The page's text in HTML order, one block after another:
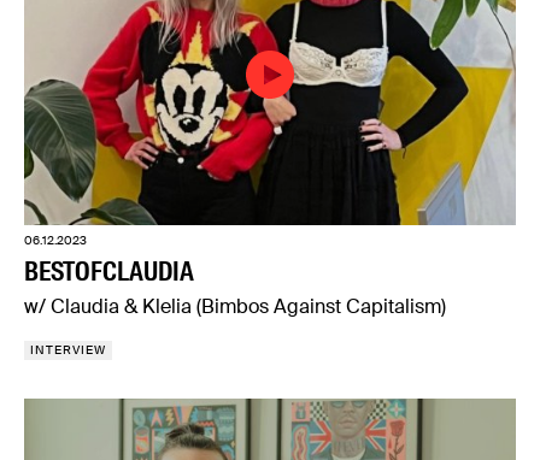
06.12.2023
BESTOFCLAUDIA
w/ Claudia & Klelia (Bimbos Against Capitalism)
INTERVIEW